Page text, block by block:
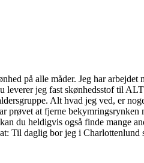
på alle måder. Jeg har
jeg fast skønhedsstof til
Alt hvad jeg ved, er
prøvet at fjerne
du heldigvis også finde mange
Til daglig bor jeg i